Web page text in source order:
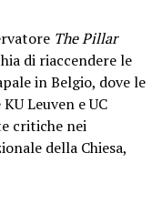
The Pillar
di riaccendere le
in Belgio, dove le
Leuven e UC
critiche nei
della Chiesa,